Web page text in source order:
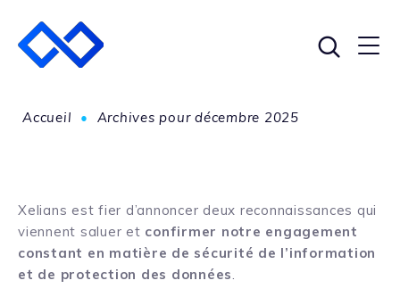
Accueil • Archives pour décembre 2025
Xelians est fier d’annoncer deux reconnaissances qui
viennent saluer et confirmer notre engagement
constant en matière de sécurité de l’information
et de protection des données.